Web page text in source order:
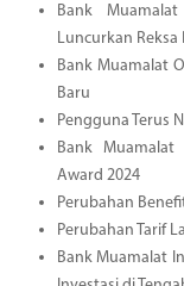
Bank
Luncurkan Reksa
Bank Muamalat
Baru
Pengguna Terus
Bank Muamalat
Award 2024
Perubahan
Perubahan Tarif
Bank Muamalat